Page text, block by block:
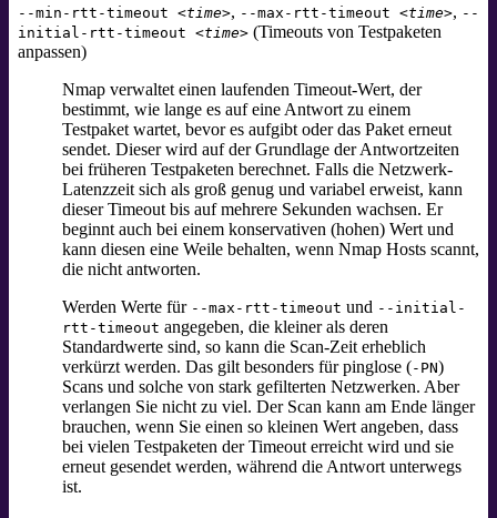
--min-rtt-timeout <time>, --max-rtt-timeout <time>, --
initial-rtt-timeout <time> (Timeouts von Testpaketen
anpassen)
Nmap verwaltet einen laufenden Timeout-Wert, der
bestimmt, wie lange es auf eine Antwort zu einem
Testpaket wartet, bevor es aufgibt oder das Paket erneut
sendet. Dieser wird auf der Grundlage der Antwortzeiten
bei früheren Testpaketen berechnet. Falls die Netzwerk-
Latenzzeit sich als groß genug und variabel erweist, kann
dieser Timeout bis auf mehrere Sekunden wachsen. Er
beginnt auch bei einem konservativen (hohen) Wert und
kann diesen eine Weile behalten, wenn Nmap Hosts scannt,
die nicht antworten.
Werden Werte für --max-rtt-timeout und --initial-
rtt-timeout angegeben, die kleiner als deren
Standardwerte sind, so kann die Scan-Zeit erheblich
verkürzt werden. Das gilt besonders für pinglose (-PN)
Scans und solche von stark gefilterten Netzwerken. Aber
verlangen Sie nicht zu viel. Der Scan kann am Ende länger
brauchen, wenn Sie einen so kleinen Wert angeben, dass
bei vielen Testpaketen der Timeout erreicht wird und sie
erneut gesendet werden, während die Antwort unterwegs
ist.